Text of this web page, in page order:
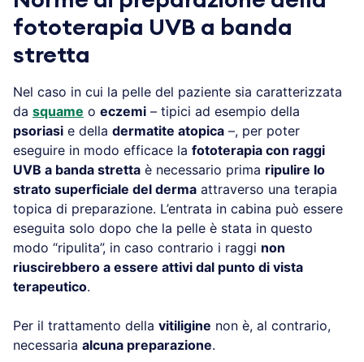
fototerapia UVB a banda
stretta
Nel caso in cui la pelle del paziente sia caratterizzata
da squame o eczemi – tipici ad esempio della
psoriasi e della dermatite atopica –, per poter
eseguire in modo efficace la fototerapia con raggi
UVB a banda stretta è necessario prima ripulire lo
strato superficiale del derma attraverso una terapia
topica di preparazione. L’entrata in cabina può essere
eseguita solo dopo che la pelle è stata in questo
modo “ripulita”, in caso contrario i raggi non
riuscirebbero a essere attivi dal punto di vista
terapeutico.
Per il trattamento della vitiligine non è, al contrario,
necessaria alcuna preparazione.